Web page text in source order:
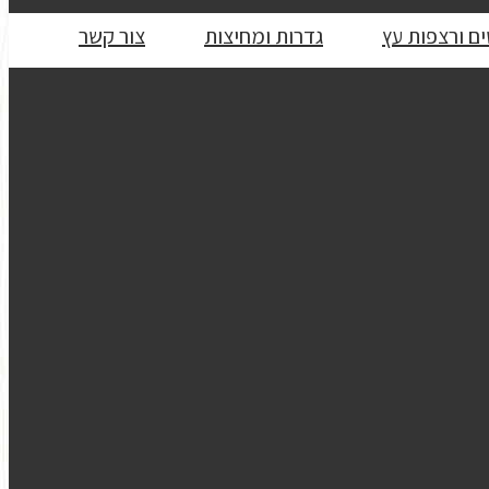
ורצפות עץ גדרות ומחיצות צור קשר